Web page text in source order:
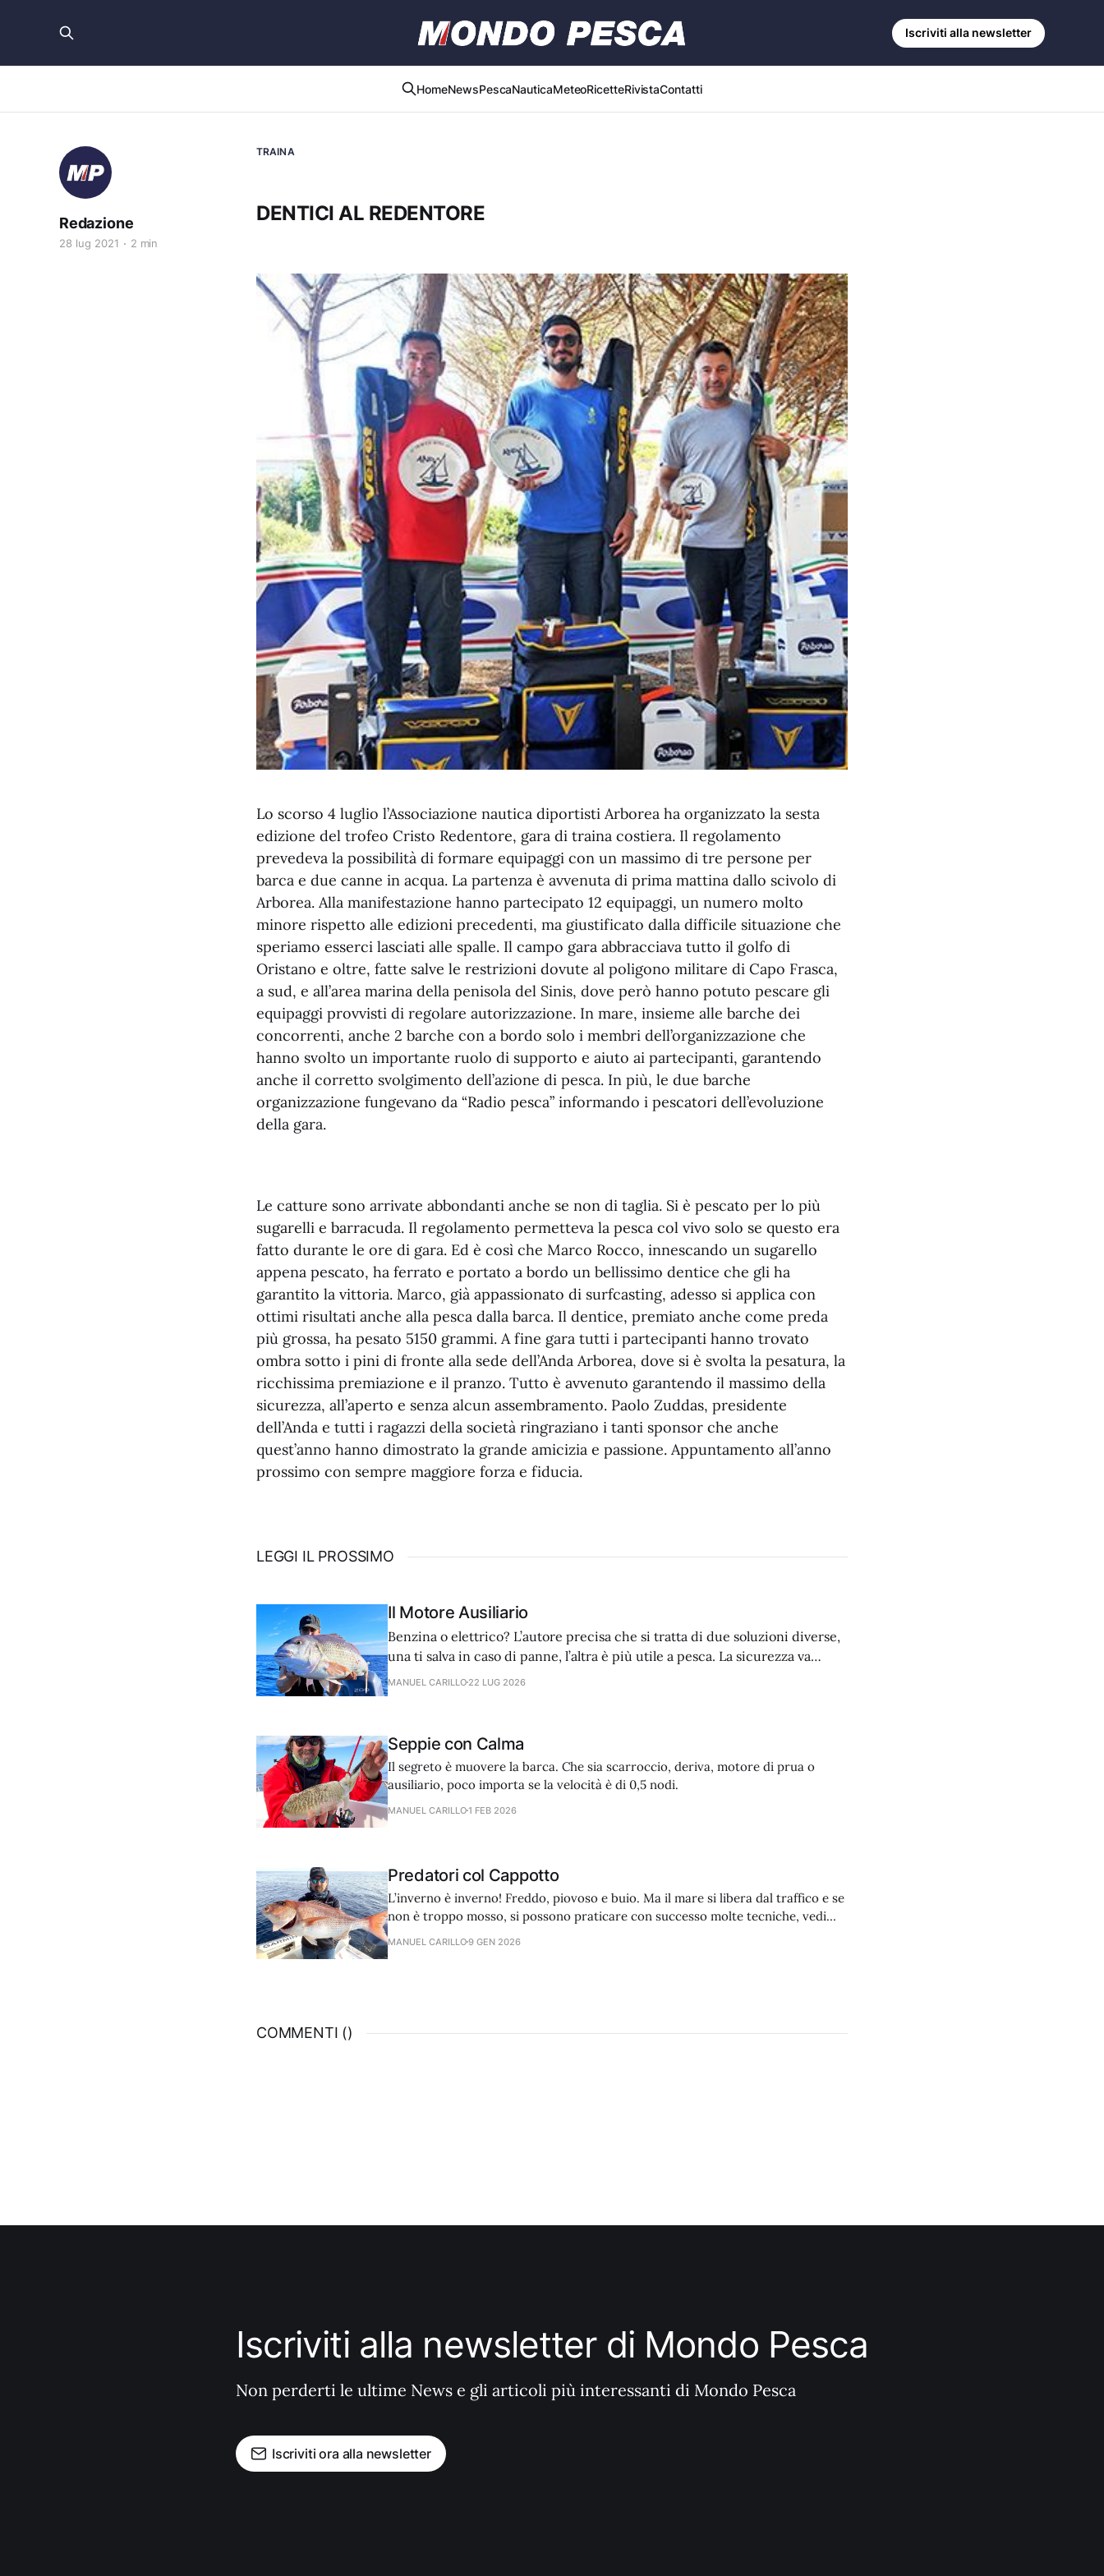
HomeNewsPescaNauticaMeteoRicetteRivistaContatti
Iscriviti alla newsletter
TRAINA
DENTICI AL REDENTORE
Redazione
28 lug 2021 2 min
Lo scorso 4 luglio l’Associazione nautica diportisti Arborea ha organizzato la sesta
edizione del trofeo Cristo Redentore, gara di traina costiera. Il regolamento
prevedeva la possibilità di formare equipaggi con un massimo di tre persone per
barca e due canne in acqua. La partenza è avvenuta di prima mattina dallo scivolo di
Arborea. Alla manifestazione hanno partecipato 12 equipaggi, un numero molto
minore rispetto alle edizioni precedenti, ma giustificato dalla difficile situazione che
speriamo esserci lasciati alle spalle. Il campo gara abbracciava tutto il golfo di
Oristano e oltre, fatte salve le restrizioni dovute al poligono militare di Capo Frasca,
a sud, e all’area marina della penisola del Sinis, dove però hanno potuto pescare gli
equipaggi provvisti di regolare autorizzazione. In mare, insieme alle barche dei
concorrenti, anche 2 barche con a bordo solo i membri dell’organizzazione che
hanno svolto un importante ruolo di supporto e aiuto ai partecipanti, garantendo
anche il corretto svolgimento dell’azione di pesca. In più, le due barche
organizzazione fungevano da “Radio pesca” informando i pescatori dell’evoluzione
della gara.
Le catture sono arrivate abbondanti anche se non di taglia. Si è pescato per lo più
sugarelli e barracuda. Il regolamento permetteva la pesca col vivo solo se questo era
fatto durante le ore di gara. Ed è così che Marco Rocco, innescando un sugarello
appena pescato, ha ferrato e portato a bordo un bellissimo dentice che gli ha
garantito la vittoria. Marco, già appassionato di surfcasting, adesso si applica con
ottimi risultati anche alla pesca dalla barca. Il dentice, premiato anche come preda
più grossa, ha pesato 5150 grammi. A fine gara tutti i partecipanti hanno trovato
ombra sotto i pini di fronte alla sede dell’Anda Arborea, dove si è svolta la pesatura, la
ricchissima premiazione e il pranzo. Tutto è avvenuto garantendo il massimo della
sicurezza, all’aperto e senza alcun assembramento. Paolo Zuddas, presidente
dell’Anda e tutti i ragazzi della società ringraziano i tanti sponsor che anche
quest’anno hanno dimostrato la grande amicizia e passione. Appuntamento all’anno
prossimo con sempre maggiore forza e fiducia.
LEGGI IL PROSSIMO
Il Motore Ausiliario
Benzina o elettrico? L’autore precisa che si tratta di due soluzioni diverse,
una ti salva in caso di panne, l’altra è più utile a pesca. La sicurezza va
privilegiata quindi la dotazione ideale prevede entrambe le soluzioni.
MANUEL CARILLO 22 LUG 2026
Seppie con Calma
Il segreto è muovere la barca. Che sia scarroccio, deriva, motore di prua o
ausiliario, poco importa se la velocità è di 0,5 nodi.
MANUEL CARILLO1 FEB 2026
Predatori col Cappotto
L’inverno è inverno! Freddo, piovoso e buio. Ma il mare si libera dal traffico e se
non è troppo mosso, si possono praticare con successo molte tecniche, vedi
MANUEL CARILLO9 GEN 2026
COMMENTI ()
Iscriviti alla newsletter di Mondo Pesca
Non perderti le ultime News e gli articoli più interessanti di Mondo Pesca
Iscriviti ora alla newsletter